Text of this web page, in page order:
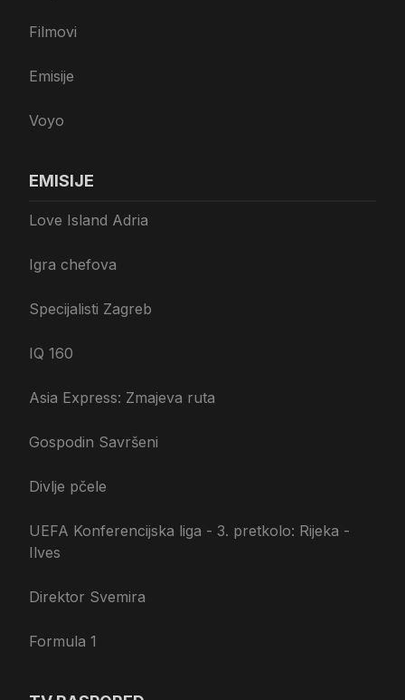
Filmovi
Emisije
Voyo
EMISIJE
Love Island Adria
Igra chefova
Specijalisti Zagreb
IQ 160
Asia Express: Zmajeva ruta
Gospodin Savršeni
Divlje pčele
UEFA Konferencijska liga - 3. pretkolo: Rijeka -
Ilves
Direktor Svemira
Formula 1